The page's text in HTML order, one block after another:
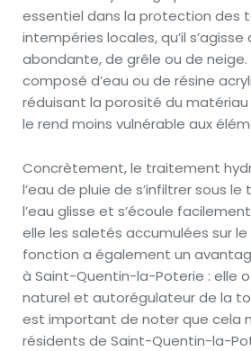
essentiel dans la protection des
intempéries locales, qu’il s’agisse
abondante, de grêle ou de
composé d’eau ou de résine
réduisant la porosité du
le rend moins vulnérable aux
Concrètement, le traitement
l’eau de pluie de s’infiltrer sous
l’eau glisse et s’écoule
elle les saletés accumulées sur
fonction a également un
à Saint-Quentin-la-Poterie : elle
naturel et autorégulateur de la
est important de noter que cela
résidents de Saint-Quentin-la-